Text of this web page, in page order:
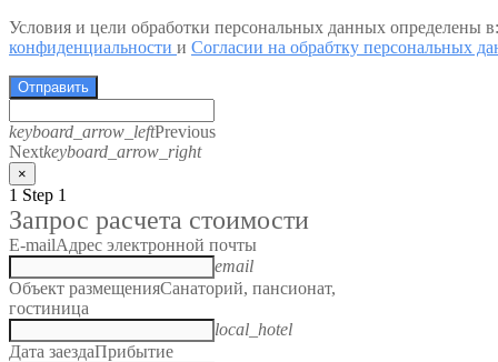
Условия и цели обработки персональных данных определены
конфиденциальности и Согласии на обрабтку персональных
Отправить
keyboard_arrow_leftPrevious
Nextkeyboard_arrow_right
×
1 Step 1
Запрос расчета стоимости
E-mailАдрес электронной почты
email
Объект размещенияСанаторий, пансионат,
гостиница
local_hotel
Дата заездаПрибытие